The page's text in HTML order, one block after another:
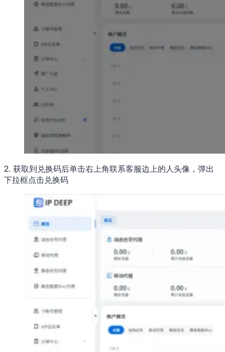
2. 获取到兑换码后单击右上角联系客服边上的人头像，弹出
下拉框点击兑换码